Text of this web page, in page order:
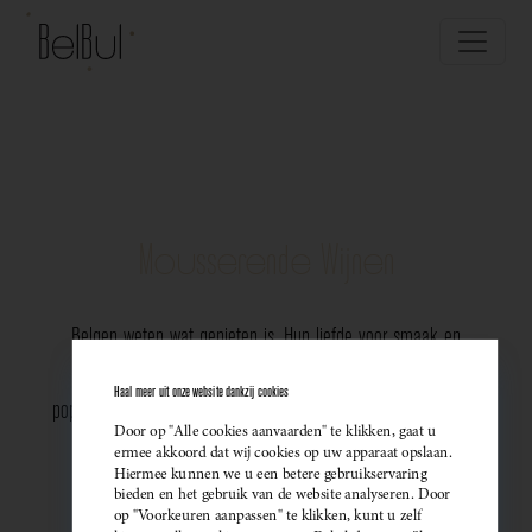
Belgen weten wat genieten is. Hun liefde voor smaak en
populariteit van Belgische mousserende wijnen. Meer dan ooit
kiezen ze bewust voor lokale bubbels — ideaal als
sprankelend aperitief of als verfijnde match bij een
gastronomisch diner. Santé!
Haal meer uit onze website dankzij cookies
Door op "Alle cookies aanvaarden" te klikken, gaat u
ermee akkoord dat wij cookies op uw apparaat opslaan.
Hiermee kunnen we u een betere gebruikservaring
bieden en het gebruik van de website analyseren. Door
op "Voorkeuren aanpassen" te klikken, kunt u zelf